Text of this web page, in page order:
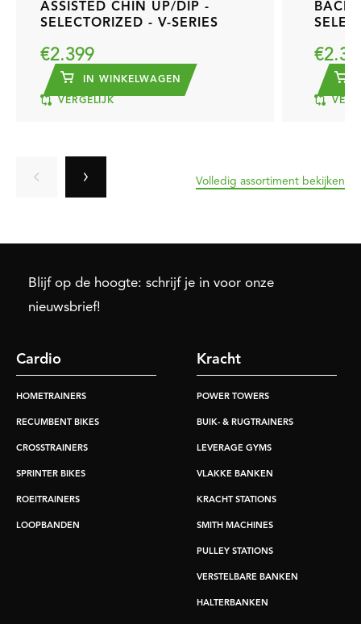
VERGELIJK
ASSISTED CHIN UP/DIP -
SELECTORIZED - V-SERIES
€2.399
IN WINKELWAGEN
Volledig assortiment bekijken
Blijf op de hoogte: schrijf je in voor onze
nieuwsbrief!
Cardio
HOMETRAINERS
RECUMBENT BIKES
CROSSTRAINERS
SPRINTER BIKES
ROEITRAINERS
LOOPBANDEN
Kracht
POWER TOWERS
BUIK- & RUGTRAINERS
LEVERAGE GYMS
VLAKKE BANKEN
KRACHT STATIONS
SMITH MACHINES
PULLEY STATIONS
VERSTELBARE BANKEN
HALTERBANKEN